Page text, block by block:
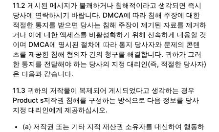
11.2 게시된 메시지가 불쾌하거나 침해적이라고 생각되면 즉시
당사에 연락하시기 바랍니다. DMCA에 따라 침해 주장에 대한
적절한 통지를 받으면 당사는 침해 주장이 제기된 자료를 제거하
거나 이에 대한 액세스를 비활성화하기 위해 신속하게 대응할 것
이며 DMCA에 명시된 절차에 따라 통지 당사자와 문제의 콘텐
츠를 제공한 침해 혐의자 간의 청구를 해결합니다. 귀하가 그러
한 통지를 전달해야 하는 당사의 지정 대리인(즉, 적절한 당사자)
은 다음과 같습니다.
11.3 귀하의 저작물이 복제되어 게시되었다고 생각하는 경우
Product s저작권 침해를 구성하는 방식으로 다음 정보를 당사
지정 대리인에게 제공하십시오.
(a) 저작권 또는 기타 지적 재산권 소유자를 대신하여 행동하